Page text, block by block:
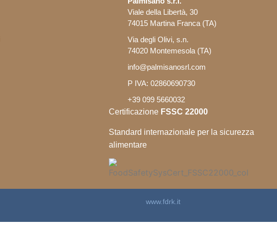
Viale della Libertà, 30
74015 Martina Franca (TA)
Via degli Olivi, s.n.
74020 Montemesola (TA)
info@palmisanosrl.com
P IVA: 02860690730
+39 099 5660032
Certificazione FSSC 22000
Standard internazionale per la sicurezza
alimentare
www.fdrk.it